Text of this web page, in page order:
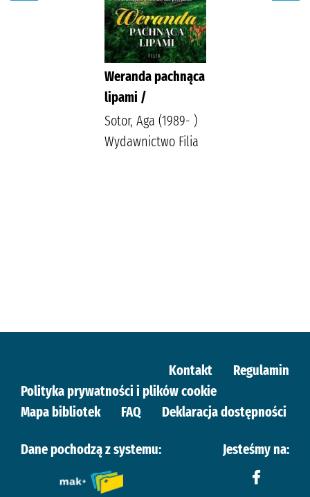
Weranda pachnąca
lipami /
Sotor, Aga (1989- )
Wydawnictwo Filia
Kontakt
Regulamin
Polityka prywatności i plików cookie
Mapa bibliotek
FAQ Deklaracja dostępności
Dane pochodzą z systemu: Jesteśmy na: